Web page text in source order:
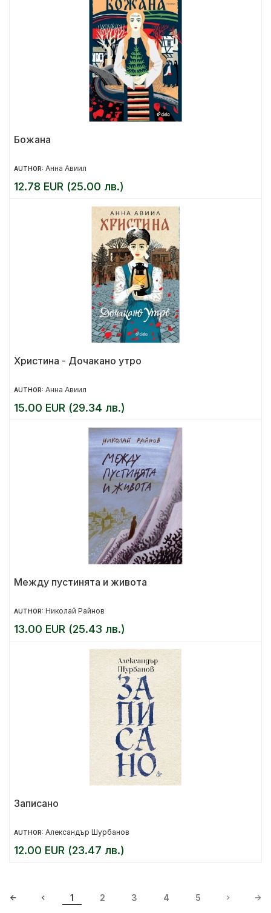
Божана
AUTHOR: Анна Авиил
12.78 EUR (25.00 лв.)
Христина - Дочакано утро
AUTHOR: Анна Авиил
15.00 EUR (29.34 лв.)
Между пустинята и живота
AUTHOR: Николай Райнов
13.00 EUR (25.43 лв.)
Записано
AUTHOR: Александър Шурбанов
12.00 EUR (23.47 лв.)
1 2 3 4 5